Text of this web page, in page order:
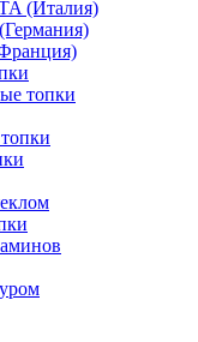
(Италия)
топки